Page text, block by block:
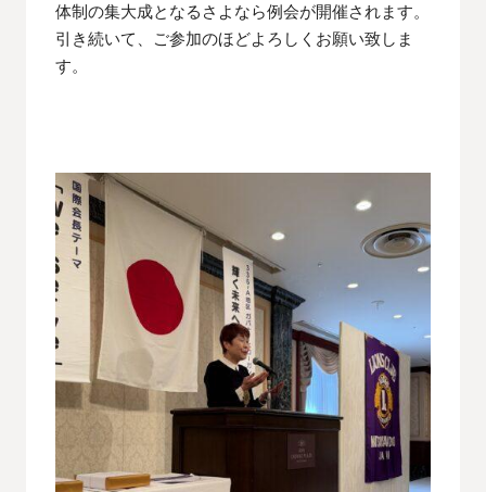
体制の集大成となるさよなら例会が開催されます。
引き続いて、ご参加のほどよろしくお願い致しま
す。